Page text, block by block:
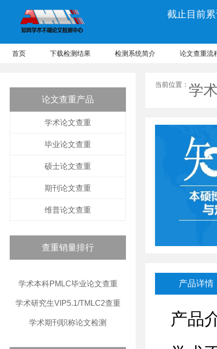
截止目前
首页 下载检测结果 检测系统简介 论文查重流
论文查重产品
学术论文查重
毕业论文查重
硕士论文查重
期刊论文查重
维普论文查重
查重销量排行
学术本科PMLC毕业论文查重
学术研究生VIP5.1/TMLC2查重
学术期刊职称论文检测
当前位置： 学
产品详情
产品